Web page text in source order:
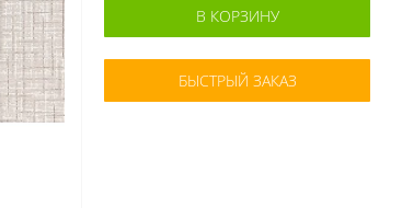
В КОРЗИНУ
БЫСТРЫЙ ЗАКАЗ